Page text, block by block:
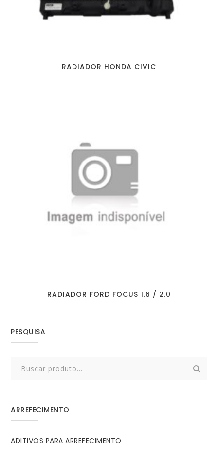
RADIADOR HONDA CIVIC
RADIADOR FORD FOCUS 1.6 / 2.0
PESQUISA
ARREFECIMENTO
ADITIVOS PARA ARREFECIMENTO